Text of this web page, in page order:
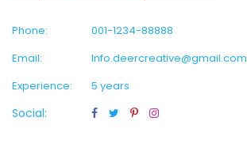
Phone:
001-1234-88888
Email:
Info.deercreative@gmail.com
Experience:
5 years
Social: